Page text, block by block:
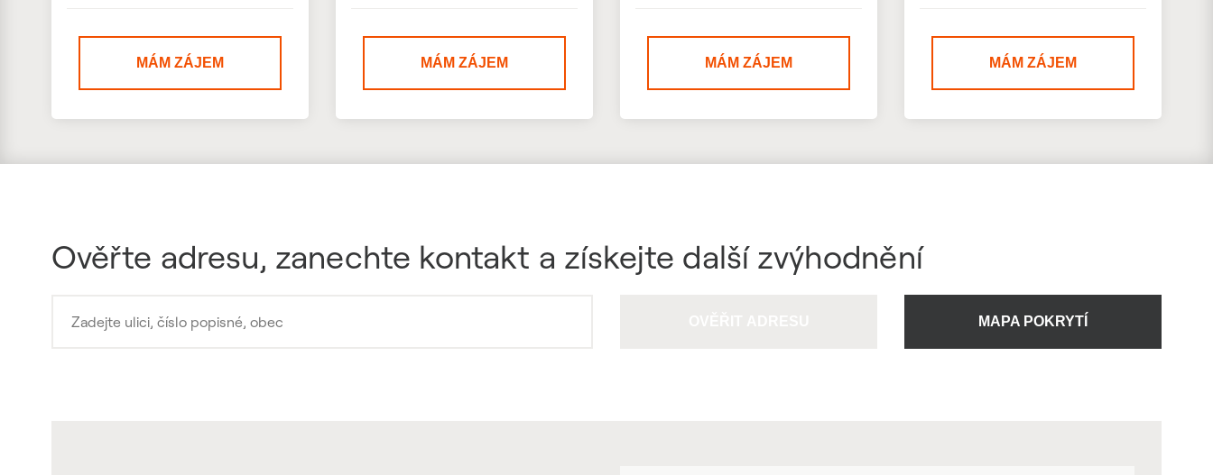
MÁM ZÁJEM MÁM ZÁJEM MÁM ZÁJEM MÁM ZÁJEM
Ověřte adresu, zanechte kontakt a získejte další zvýhodnění
MAPA POKRYTÍ